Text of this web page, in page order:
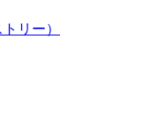
リー）